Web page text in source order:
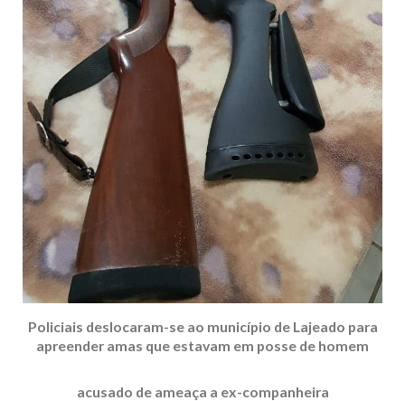
Policiais deslocaram-se ao município de Lajeado para
apreender amas que estavam em posse de homem
acusado de ameaça a ex-companheira